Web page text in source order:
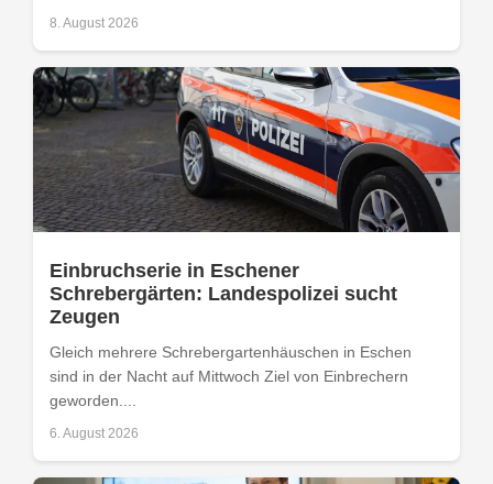
8. August 2026
Einbruchserie in Eschener
Schrebergärten: Landespolizei sucht
Zeugen
Gleich mehrere Schrebergartenhäuschen in Eschen
sind in der Nacht auf Mittwoch Ziel von Einbrechern
geworden....
6. August 2026